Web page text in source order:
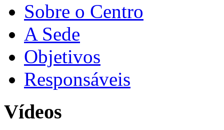
Sobre o Centro
A Sede
Objetivos
Responsáveis
Vídeos